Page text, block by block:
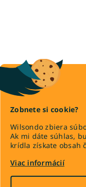
Zobnete si cookie?
Wilsondo zbiera
Ak mi dáte súhlas,
krídla získate obsah
Viac informácií